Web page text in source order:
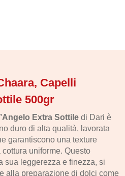
on
per Narghilè
Capelli
500gr
Extra Sottile di Dari è
duro di alta qualità, lavorata
garantiscono una texture
uniforme. Questo
sua leggerezza e finezza, si
alla preparazione di dolci come